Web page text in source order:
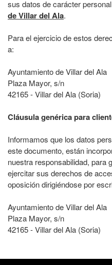
sus datos de carácter
de Villar del Ala.
Para el ejercicio de estos
a:
Ayuntamiento de Villar del Ala
Plaza Mayor, s/n
42165 - Villar del Ala (Soria)
Cláusula genérica para
Informamos que los datos
este documento, están
nuestra responsabilidad, para
ejercitar sus derechos de
oposición dirigiéndose por
Ayuntamiento de Villar del Ala
Plaza Mayor, s/n
42165 - Villar del Ala (Soria)